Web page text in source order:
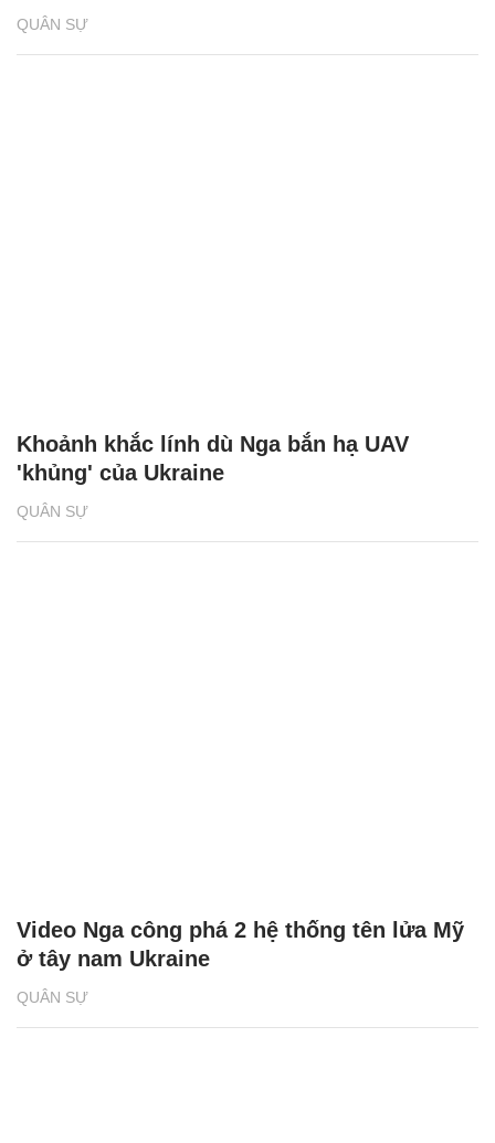
QUÂN SỰ
QUÂN SỰ
Khoảnh khắc lính dù Nga bắn hạ UAV
'khủng' của Ukraine
QUÂN SỰ
Video Nga công phá 2 hệ thống tên lửa Mỹ
ở tây nam Ukraine